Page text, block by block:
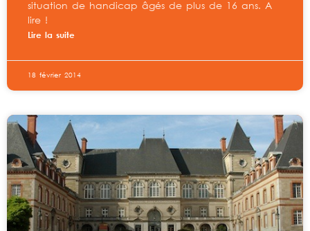
situation de handicap âgés de plus de 16 ans. A
lire !
Lire la suite
18 février 2014